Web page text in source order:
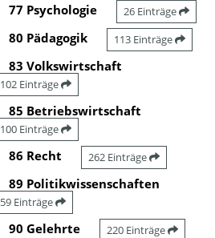
77 Psychologie 26 Einträge
80 Pädagogik 113 Einträge
83 Volkswirtschaft
102 Einträge
85 Betriebswirtschaft
100 Einträge
86 Recht 262 Einträge
89 Politikwissenschaften
59 Einträge
90 Gelehrte 220 Einträge